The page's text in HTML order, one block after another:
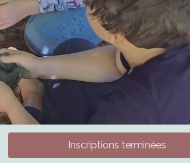
Inscriptions terminées